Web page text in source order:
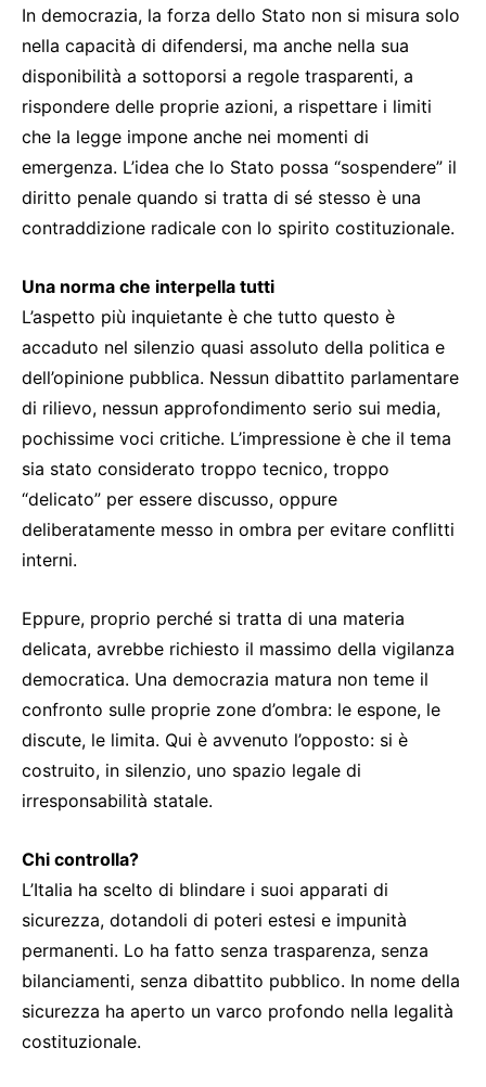
In democrazia, la forza dello Stato non si misura solo
nella capacità di difendersi, ma anche nella sua
disponibilità a sottoporsi a regole trasparenti, a
rispondere delle proprie azioni, a rispettare i limiti
che la legge impone anche nei momenti di
emergenza. L’idea che lo Stato possa “sospendere” il
diritto penale quando si tratta di sé stesso è una
contraddizione radicale con lo spirito costituzionale.
Una norma che interpella tutti
L’aspetto più inquietante è che tutto questo è
accaduto nel silenzio quasi assoluto della politica e
dell’opinione pubblica. Nessun dibattito parlamentare
di rilievo, nessun approfondimento serio sui media,
pochissime voci critiche. L’impressione è che il tema
sia stato considerato troppo tecnico, troppo
“delicato” per essere discusso, oppure
deliberatamente messo in ombra per evitare conflitti
interni.
Eppure, proprio perché si tratta di una materia
delicata, avrebbe richiesto il massimo della vigilanza
democratica. Una democrazia matura non teme il
confronto sulle proprie zone d’ombra: le espone, le
discute, le limita. Qui è avvenuto l’opposto: si è
costruito, in silenzio, uno spazio legale di
irresponsabilità statale.
Chi controlla?
L’Italia ha scelto di blindare i suoi apparati di
sicurezza, dotandoli di poteri estesi e impunità
permanenti. Lo ha fatto senza trasparenza, senza
bilanciamenti, senza dibattito pubblico. In nome della
sicurezza ha aperto un varco profondo nella legalità
costituzionale.